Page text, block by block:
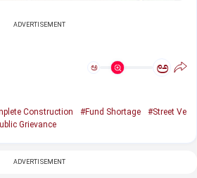
ADVERTISEMENT
ಅ ಅ
Construction #Fund Shortage
#Street Ve
Grievance
ADVERTISEMENT